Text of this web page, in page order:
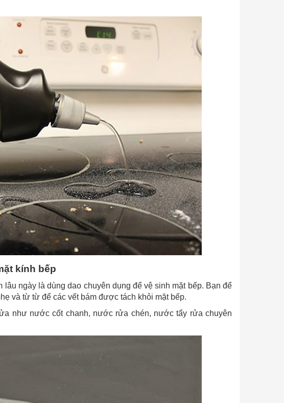
kính bếp
lâu ngày là dùng dao chuyên dụng để vệ sinh mặt bếp. Bạn để
và từ từ để các vết bám được tách khỏi mặt bếp.
như nước cốt chanh, nước rửa chén, nước tẩy rửa chuyên